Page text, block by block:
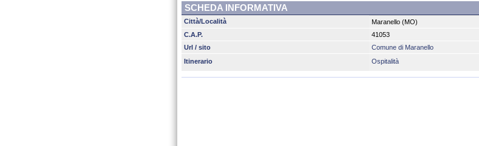
SCHEDA INFORMATIVA
Città/Località
Maranello (MO)
C.A.P.
41053
Url / sito
Comune di Maranello
Itinerario
Ospitalità